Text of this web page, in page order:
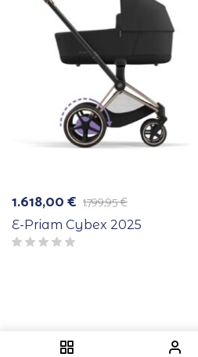
1.799,95€
El
precio
original
era:
1.618,00€
El
precio
actual
es:
E-Priam Cybex 2025